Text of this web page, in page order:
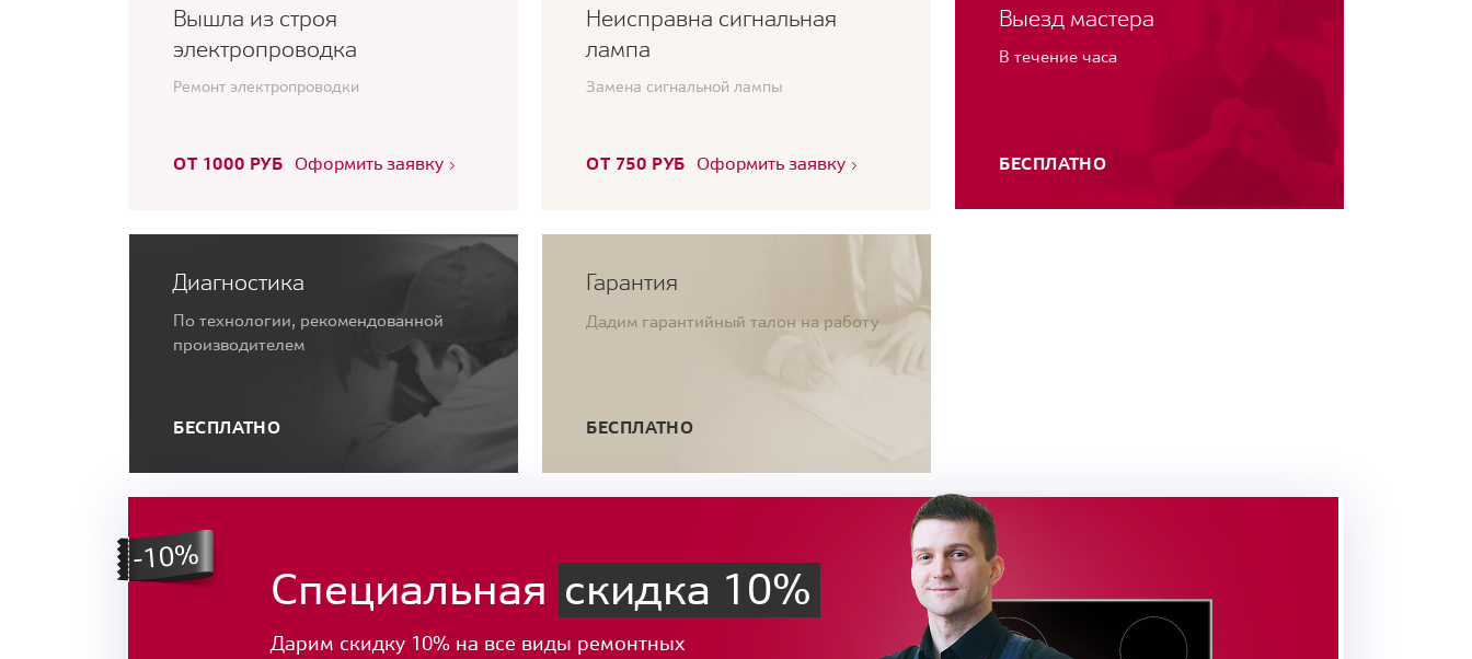
Вышла из строя
электропроводка
Ремонт электропроводки
ОТ 1000 РУБ Оформить заявку
Неисправна сигнальная
лампа
Замена сигнальной лампы
ОТ 750 РУБ Оформить заявку
Выезд мастера
В течение часа
БЕСПЛАТНО
Диагностика
По технологии, рекомендованной
производителем
БЕСПЛАТНО
Гарантия
Дадим гарантийный талон на работу
БЕСПЛАТНО
Специальная скидка 10%
Дарим скидку 10% на все виды ремонтных